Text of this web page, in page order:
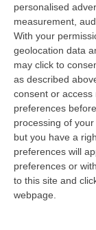
personalised
measurement,
With your
geolocation data
may click to
as described
consent or
preferences
processing of
but you have a
preferences will
preferences or
to this site and
webpage.
Montauro,
Facebook
Roberto
social la
dimissioni.